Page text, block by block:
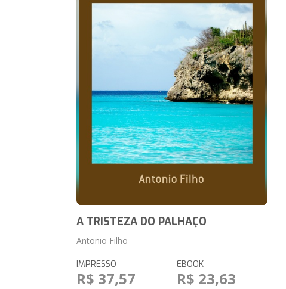
A TRISTEZA DO PALHAÇO
Antonio Filho
IMPRESSO
R$ 37,57
EBOOK
R$ 23,63